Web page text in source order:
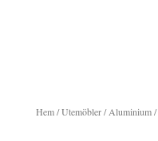
Hem/Utemöbler/Aluminium/